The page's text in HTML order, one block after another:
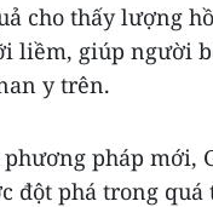
cho thấy lượng
liềm, giúp người
y trên.
pháp mới,
đột phá trong